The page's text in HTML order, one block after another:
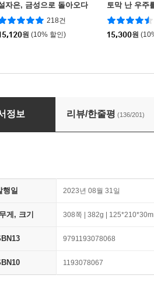
자은, 금성으로 돌아오다
218건
원 (10% 할인)
토막 난 우주
15,300원
샷
정보 리뷰/한줄평 (136/201)
행일 2023년 08월 31일
게, 크기 308쪽 | 382g |
9791193078068
1193078067